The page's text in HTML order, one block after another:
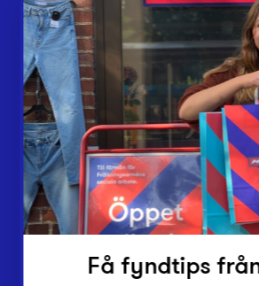
Webbshop
Butiker
Lämna in
Vårt överskott
Inlämningsplatser
Om Myrorna
Lediga jobb
Pressrum
Få fyndtips